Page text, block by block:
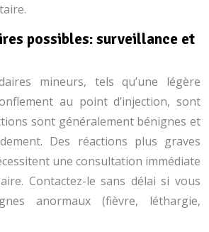
possibles: surveillance et
mineurs, tels qu’une légère
au point d’injection, sont
sont généralement bénignes et
Des réactions plus graves
une consultation immédiate
Contactez-le sans délai si vous
anormaux (fièvre, léthargie,